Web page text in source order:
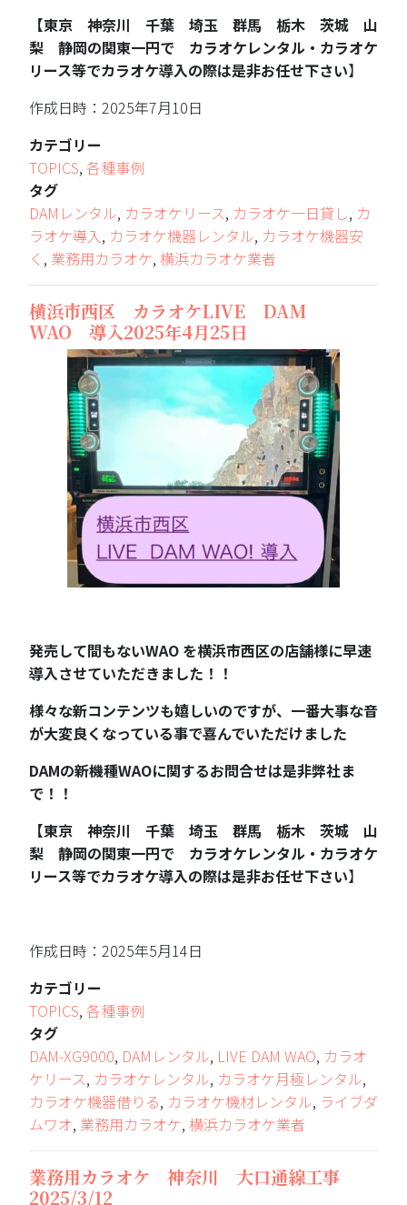
【東京 神奈川 千葉 埼玉 群馬 栃木 茨城 山
梨 静岡の関東一円で カラオケレンタル・カラオケ
リース等でカラオケ導入の際は是非お任せ下さい】
作成日時：2025年7月10日
カテゴリー
TOPICS, 各種事例
タグ
DAMレンタル, カラオケリース, カラオケ一日貸し, カ
ラオケ導入, カラオケ機器レンタル, カラオケ機器安
く , 業務用カラオケ, 横浜カラオケ業者
横浜市西区 カラオケLIVE DAM
WAO 導入2025年4月25日
発売して間もないWAO を横浜市西区の店舗様に早速
導入させていただきました！！
様々な新コンテンツも嬉しいのですが、一番大事な音
が大変良くなっている事で喜んでいただけました
DAMの新機種WAOに関するお問合せは是非弊社ま
で！！
【東京 神奈川 千葉 埼玉 群馬 栃木 茨城 山
梨 静岡の関東一円で カラオケレンタル・カラオケ
リース等でカラオケ導入の際は是非お任せ下さい】
作成日時：2025年5月14日
カテゴリー
TOPICS, 各種事例
タグ
DAM-XG9000, DAMレンタル, LIVE DAM WAO, カラオ
ケリース, カラオケレンタル, カラオケ月極レンタル,
カラオケ機器借りる, カラオケ機材レンタル, ライブダ
ムワオ, 業務用カラオケ, 横浜カラオケ業者
業務用カラオケ 神奈川 大口通線工事
2025/3/12